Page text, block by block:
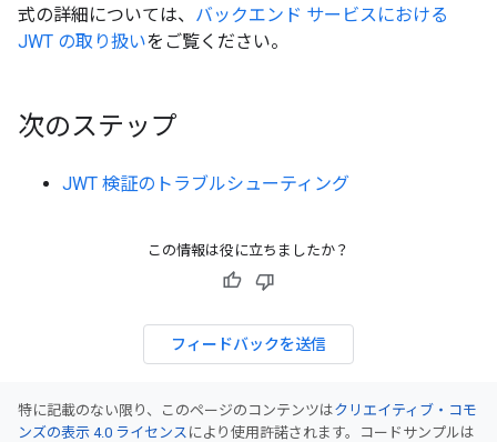
式の詳細については、 バックエンド サービスにおける
JWT の取り扱いをご覧ください。
次のステップ
JWT 検証のトラブルシューティング
この情報は役に立ちましたか？
フィードバックを送信
特に記載のない限り、このページのコンテンツはクリエイティブ・コモ
ンズの表示 4.0 ライセンス により使用許諾されます。コードサンプルは